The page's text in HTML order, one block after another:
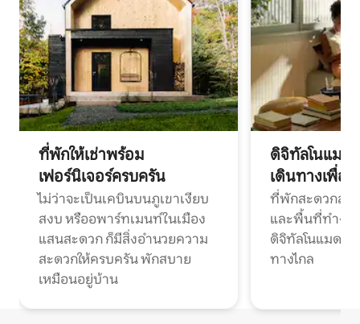
ที่พักให้เช่าพร้อม
เฟอร์นิเจอร์ครบครัน
ไม่ว่าจะเป็นเคบินบนภูเขาเงียบ
สงบ หรืออพาร์ทเมนท์ในเมือง
แสนสะดวก ก็มีสิ่งอำนวยความ
สะดวกให้ครบครัน พักสบาย
เหมือนอยู่บ้าน
ดิจิทัลโนแมด
เดินทางเพื่อ
ที่พักสะดวกสบ
และพื้นที่ทำงา
ดิจิทัลโนแมดแ
ทางไกล